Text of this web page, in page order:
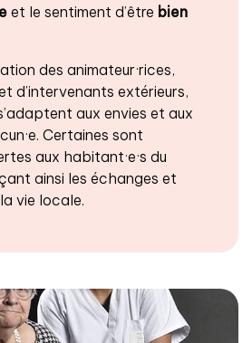
et le sentiment d’être bien
des animateur·rices,
d’intervenants extérieurs,
aux envies et aux
Certaines sont
aux habitant·e·s du
ainsi les échanges et
vie locale.